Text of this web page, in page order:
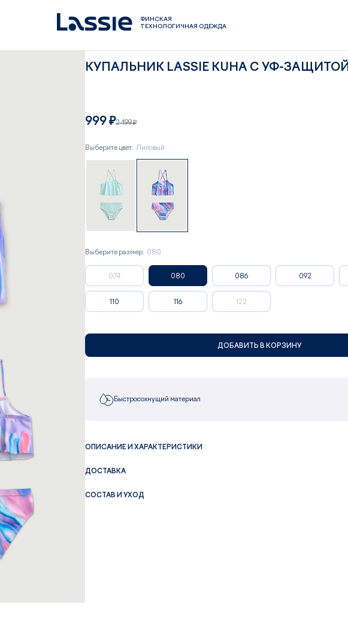
ФИНСКАЯ
ТЕХНОЛОГИЧНАЯ ОДЕЖДА
КУПАЛЬНИК LASSIE KUHA С УФ-ЗАЩИТОЙ
999 ₽2 499 ₽
Выберите цвет: Лиловый
Выберите размер: 080
074 080 086 092
110 116 122
ДОБАВИТЬ В КОРЗИНУ
Быстросохнущий материал
ОПИСАНИЕ И ХАРАКТЕРИСТИКИ
ДОСТАВКА
СОСТАВ И УХОД